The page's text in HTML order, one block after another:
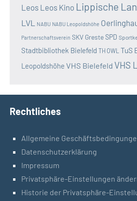
Leos Leos Kino Lippische
LVL NABU NABU Leopoldshöhe
Partnerschaftsverein SKV GresteSPD
Stadtbibliothek Bielefeld TH OWL TuS
Leopoldshöhe VHS Bielefeld VHS
Rechtliches
Allgemeine
Datenschutzerklärung
Impressum
Privatsphäre-Einstellungen
Historie der Privatsphäre-